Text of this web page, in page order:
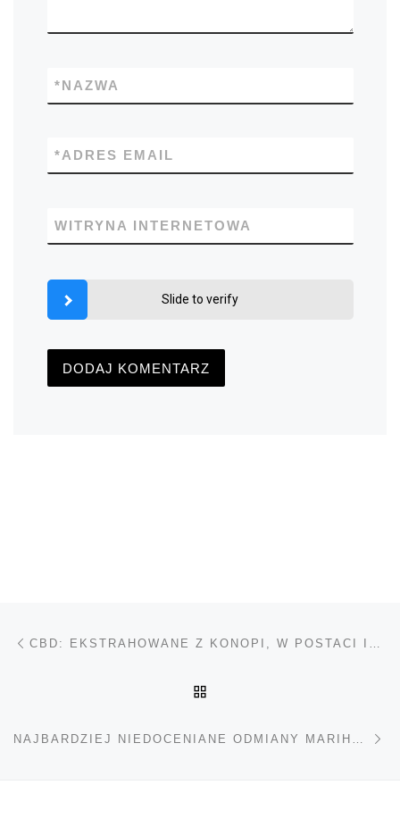
NAZWA
*
ADRES EMAIL
*
WITRYNA INTERNETOWA
Slide to verify
Nawigacja wpisu